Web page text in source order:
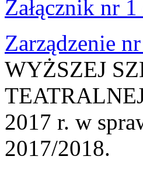
Załącznik nr
Zarządzenie
WYŻSZEJ
2017 r. w
2017/2018.